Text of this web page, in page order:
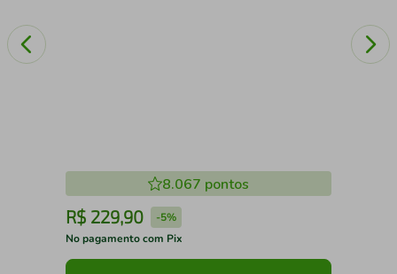
8.067 pontos
R$ 229,90 -5%
No pagamento com Pix